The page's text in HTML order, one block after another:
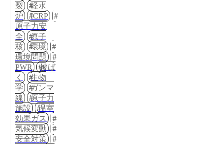
裂
軽水
炉
ICRP
原子力安
全
原子
核
環境
環境問題
PWR
被ば
く
生物
学
ガンマ
線
原子力
施設
温室
効果ガス
気候変動
安全対策